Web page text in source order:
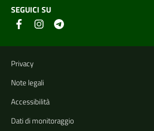
SEGUICI SU
Link e informazioni utili
Privacy
Note legali
Accessibilità
Dati di monitoraggio